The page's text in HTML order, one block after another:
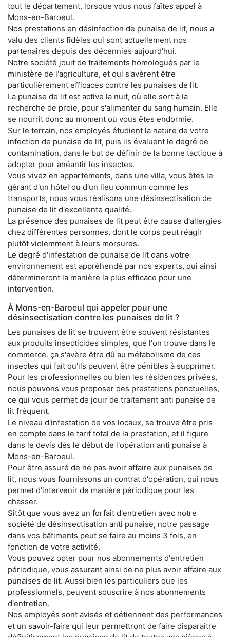
tout le département, lorsque vous nous faîtes appel à
Mons-en-Baroeul.
Nos prestations en désinfection de punaise de lit, nous a
valu des clients fidèles qui sont actuellement nos
partenaires depuis des décennies aujourd'hui.
Notre société jouit de traitements homologués par le
ministère de l'agriculture, et qui s'avèrent être
particulièrement efficaces contre les punaises de lit.
La punaise de lit est active la nuit, où elle sort à la
recherche de proie, pour s'alimenter du sang humain. Elle
se nourrit donc au moment où vous êtes endormie.
Sur le terrain, nos employés étudient la nature de votre
infection de punaise de lit, puis ils évaluent le degré de
contamination, dans le but de définir de la bonne tactique à
adopter pour anéantir les insectes.
Vous vivez en appartements, dans une villa, vous êtes le
gérant d'un hôtel ou d'un lieu commun comme les
transports, nous vous réalisons une désinsectisation de
punaise de lit d'excellente qualité.
La présence des punaises de lit peut être cause d'allergies
chez différentes personnes, dont le corps peut réagir
plutôt violemment à leurs morsures.
Le degré d'infestation de punaise de lit dans votre
environnement est appréhendé par nos experts, qui ainsi
détermineront la manière la plus efficace pour une
intervention.
À Mons-en-Baroeul qui appeler pour une
désinsectisation contre les punaises de lit ?
Les punaises de lit se trouvent être souvent résistantes
aux produits insecticides simples, que l'on trouve dans le
commerce. ça s'avère être dû au métabolisme de ces
insectes qui fait qu'ils peuvent être pénibles à supprimer.
Pour les professionnelles ou bien les résidences privées,
nous pouvons vous proposer des prestations ponctuelles,
ce qui vous permet de jouir de traitement anti punaise de
lit fréquent.
Le niveau d'infestation de vos locaux, se trouve être pris
en compte dans le tarif total de la prestation, et il figure
dans le devis dès le début de l'opération anti punaise à
Mons-en-Baroeul.
Pour être assuré de ne pas avoir affaire aux punaises de
lit, nous vous fournissons un contrat d'opération, qui nous
permet d'intervenir de manière périodique pour les
chasser.
Sitôt que vous avez un forfait d'entretien avec notre
société de désinsectisation anti punaise, notre passage
dans vos bâtiments peut se faire au moins 3 fois, en
fonction de votre activité.
Vous pouvez opter pour nos abonnements d'entretien
périodique, vous assurant ainsi de ne plus avoir affaire aux
punaises de lit. Aussi bien les particuliers que les
professionnels, peuvent souscrire à nos abonnements
d'entretien.
Nos employés sont avisés et détiennent des performances
et un savoir-faire qui leur permettront de faire disparaître